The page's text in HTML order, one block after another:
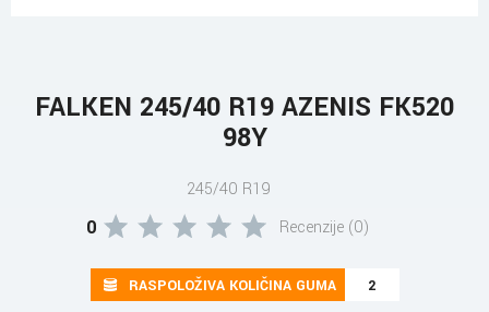
FALKEN 245/40 R19 AZENIS FK520
98Y
245/40 R19
0 Recenzije (0)
RASPOLOŽIVA KOLIČINA GUMA 2